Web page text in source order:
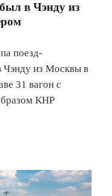
в Чэнду из
поезд-
Чэнду из Москвы в
31 вагон с
КНР